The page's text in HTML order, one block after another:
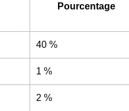
Pourcentage
40 %
1 %
2 %